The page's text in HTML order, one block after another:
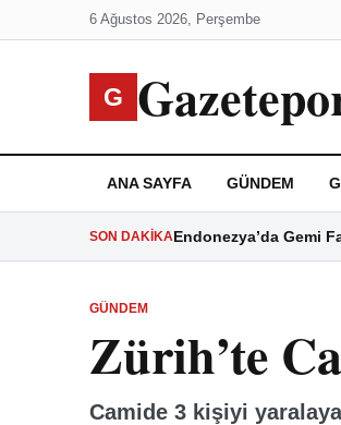
6 Ağustos 2026, Perşembe
G
ANA SAYFA GÜNDEM
SON DAKIKAEndonezya’da Gemi
GÜNDEM
Zürih’te
Camide 3 kişiyi